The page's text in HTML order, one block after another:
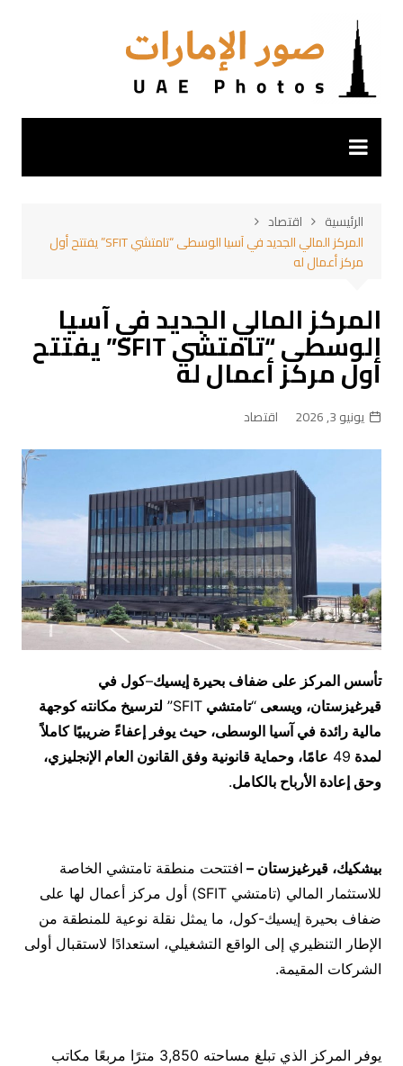
المحتوى
الرئيسية
اقتصاد
المركز المالي الجديد في آسيا الوسطى “تامتشي SFIT” يفتتح أول
مركز أعمال له
المركز المالي الجديد في آسيا
الوسطى “تامتشي SFIT” يفتتح
أول مركز أعمال له
يونيو 3, 2026 اقتصاد
تأسس المركز على ضفاف بحيرة إيسيك–كول في
قيرغيزستان، ويسعى “تامتشي SFIT”
لترسيخ مكانته كوجهة
مالية رائدة في آسيا الوسطى، حيث يوفر إعفاءً ضريبيًا كاملاً
لمدة 49 عامًا، وحماية قانونية وفق القانون العام الإنجليزي،
وحق إعادة الأرباح بالكامل.
بيشكيك، قيرغيزستان – افتتحت منطقة تامتشي الخاصة
للاستثمار المالي (تامتشي SFIT) أول مركز أعمال لها على
ضفاف بحيرة إيسيك-كول، ما يمثل نقلة نوعية للمنطقة من
الإطار التنظيري إلى الواقع التشغيلي، استعدادًا لاستقبال أولى
الشركات المقيمة.
يوفر المركز الذي تبلغ مساحته 3,850 مترًا مربعًا مكاتب